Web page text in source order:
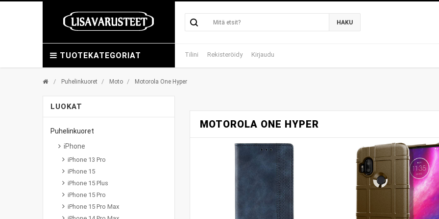
TUOTEKATEGORIAT
HAKU
Tilini Rekisteröidy Kirjaudu
/ Puhelinkuoret / Moto / Motorola One Hyper
LUOKAT
Puhelinkuoret
iPhone
iPhone 13 Pro
iPhone 15
iPhone 15 Plus
iPhone 15 Pro
iPhone 15 Pro Max
MOTOROLA ONE HYPER